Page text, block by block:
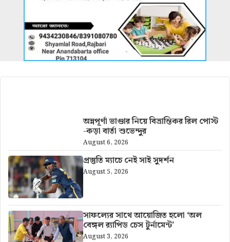
অন্নপূর্ণা ভাণ্ডার নিয়ে বিভ্রান্তিকর রিল পোস্ট
-কড়া বার্তা শুভেন্দুর
August 6, 2026
প্রস্তুতি ম্যাচে নেই সাই সুদর্শন
August 5, 2026
সাফল্যের সাথে আয়োজিত হলো ‘অল
বেঙ্গল র‍্যাপিড চেস টুর্নামেন্ট’
August 3, 2026